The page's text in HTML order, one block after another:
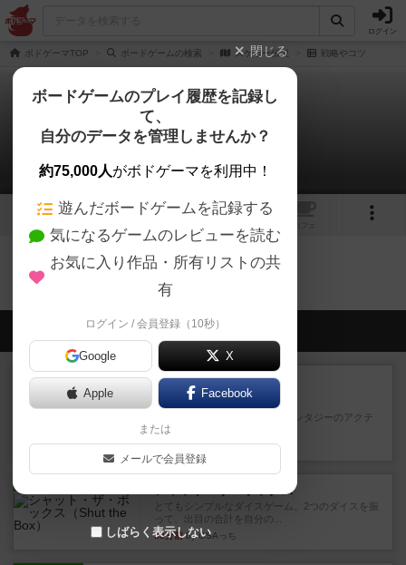
ログイン
ボドゲーマTOP ボードゲームの検索 スケボー伝説 戦略やコツ
スケボー伝説
0件の戦略やコツ
1
スケボー伝説のトップに戻る
会員の新しい投稿
レビュー
エコーズ・オブ・タイム
カードゲームにファイナルファンタジーのアクテ
ィブタイムバトル（もしくは...
9分前by ジェイとと
シャット・ザ・ボックス
とてもシンプルなダイスゲーム。2つのダイスを振
って、出目の合計を自分の...
33分前by OSAっち
閉じる
ボードゲームのプレイ履歴を記録し
て、
自分のデータを管理しませんか？
約75,000人がボドゲーマを利用中！
遊んだボードゲームを記録する
気になるゲームのレビューを読む
お気に入り作品・所有リストの共
有
ログイン / 会員登録（10秒）
Google X
Apple Facebook
または
メールで会員登録
しばらく表示しない